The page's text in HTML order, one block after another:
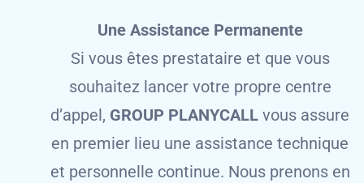
Une Assistance Permanente
Si vous êtes prestataire et que vous
souhaitez lancer votre propre centre
d’appel, GROUP PLANYCALL vous assure
en premier lieu une assistance technique
et personnelle continue. Nous prenons en